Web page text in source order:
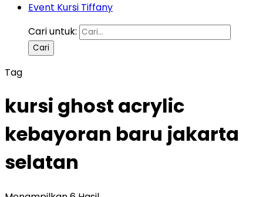
Event Kursi Tiffany
Cari untuk:
Tag
kursi ghost acrylic
kebayoran baru jakarta
selatan